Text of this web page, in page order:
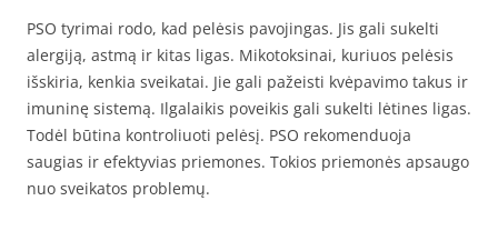
PSO tyrimai rodo, kad pelėsis pavojingas. Jis gali sukelti
alergiją, astmą ir kitas ligas. Mikotoksinai, kuriuos pelėsis
išskiria, kenkia sveikatai. Jie gali pažeisti kvėpavimo takus ir
imuninę sistemą. Ilgalaikis poveikis gali sukelti lėtines ligas.
Todėl būtina kontroliuoti pelėsį. PSO rekomenduoja
saugias ir efektyvias priemones. Tokios priemonės apsaugo
nuo sveikatos problemų.